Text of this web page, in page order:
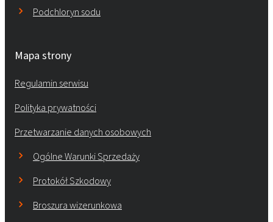
Podchloryn sodu
Mapa strony
Regulamin serwisu
Polityka prywatności
Przetwarzanie danych osobowych
Ogólne Warunki Sprzedaży
Protokół Szkodowy
Broszura wizerunkowa